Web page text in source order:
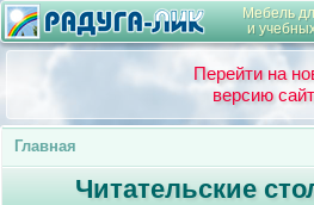
Мебель
и
Перейти на
версию
Главная
Читательские